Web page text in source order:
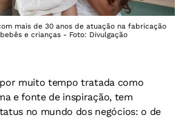
mais de 30 anos de atuação na fabricação
e crianças - Foto: Divulgação
muito tempo tratada como
e fonte de inspiração, tem
no mundo dos negócios: o de